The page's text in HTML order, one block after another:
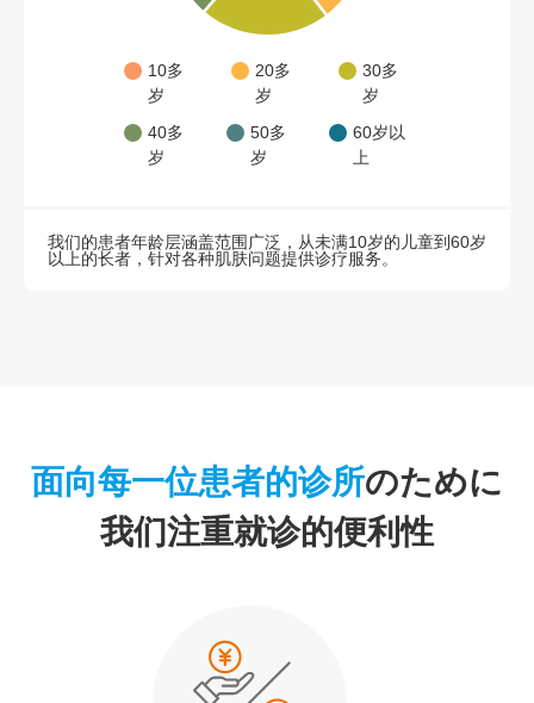
10多
岁
20多
岁
30多
岁
40多
岁
50多
岁
60岁以
上
我们的患者年龄层涵盖范围广泛，从未满10岁的儿童到60岁
以上的长者，针对各种肌肤问题提供诊疗服务。
面向每一位患者的诊所のために
我们注重就诊的便利性